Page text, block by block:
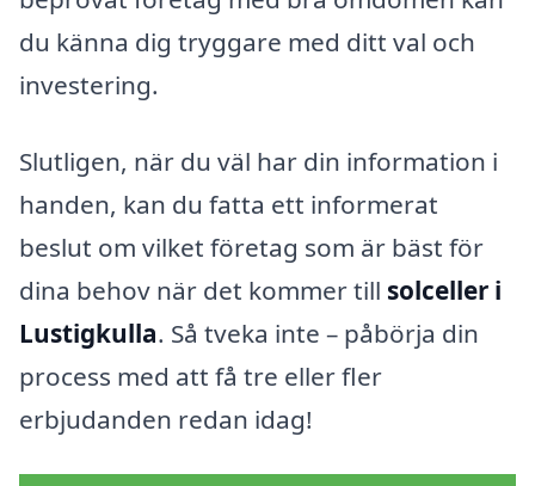
du känna dig tryggare med ditt val och
investering.
Slutligen, när du väl har din information i
handen, kan du fatta ett informerat
beslut om vilket företag som är bäst för
dina behov när det kommer till solceller i
Lustigkulla. Så tveka inte – påbörja din
process med att få tre eller fler
erbjudanden redan idag!